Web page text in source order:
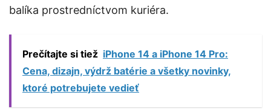
balíka prostredníctvom kuriéra.
Prečítajte si tiež iPhone 14 a iPhone 14 Pro:
Cena, dizajn, výdrž batérie a všetky novinky,
ktoré potrebujete vedieť